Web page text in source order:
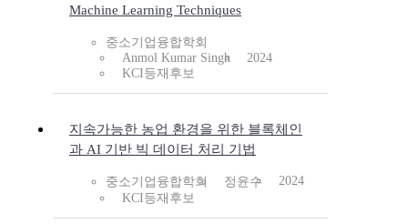
Machine Learning Techniques
중소기업융합학회
Anmol Kumar Singh
2024
KCI등재후보
지속가능한 농업 환경을 위한 블록체인
과 AI 기반 빅 데이터 처리 기법
중소기업융합학회 정윤수
2024
KCI등재후보